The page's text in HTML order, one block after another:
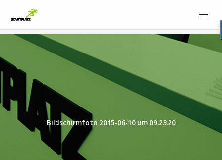
Bildschirmfoto 2015-06-10 um 09.23.20